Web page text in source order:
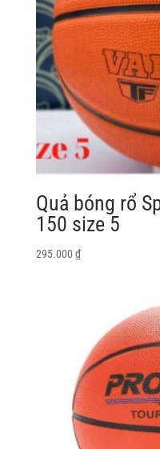
Quả bóng rổ
150 size 5
295.000 ₫